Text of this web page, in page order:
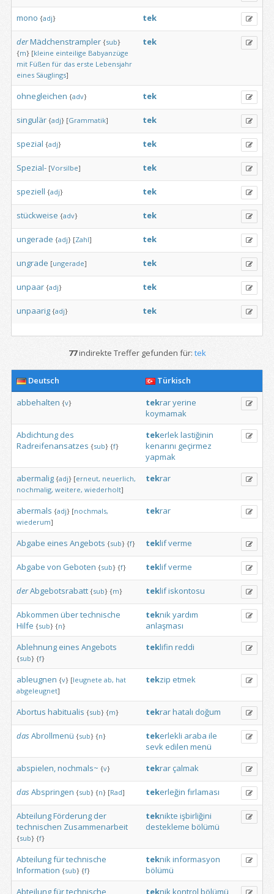
mono {adj} tek
derMädchenstrampler {sub}
{m} [kleine einteilige Babyanzüge
mit Füßen für das erste Lebensjahr
eines Säuglings]
tek
ohnegleichen {adv} tek
singulär {adj} [Grammatik] tek
spezial {adj} tek
Spezial- [Vorsilbe] tek
speziell {adj} tek
stückweise {adv} tek
ungerade {adj} [Zahl] tek
ungrade [ungerade] tek
unpaar {adj} tek
unpaarig {adj} tek
77indirekte Treffer gefunden für: tek
Deutsch
Türkisch
abbehalten {v} tekraryerine
koymamak
Abdichtung des
Radreifenansatzes {sub} {f}
tekerleklastiğinin
kenarını geçirmez
yapmak
abermalig {adj} [erneut, neuerlich,
nochmalig, weitere, wiederholt]
tekrar
abermals {adj} [nochmals,
wiederum]
tekrar
Abgabe eines Angebots {sub} {f} teklifverme
Abgabe von Geboten {sub} {f} teklifverme
derAbgebotsrabatt {sub} {m} teklifiskontosu
Abkommen übertechnische
Hilfe {sub} {n}
teknikyardım
anlaşması
Ablehnung eines Angebots
{sub} {f}
teklifin reddi
ableugnen {v} [leugnete ab, hat
abgeleugnet]
tekzip etmek
Abortus habitualis {sub} {m} tekrarhatalı doğum
dasAbrollmenü {sub} {n} tekerlekli araba ile
sevk edilen menü
abspielen,nochmals~ {v} tekrar çalmak
dasAbspringen {sub} {n} [Rad] tekerleğin fırlaması
AbteilungFörderung der
technischen Zusammenarbeit
{sub} {f}
teknikte işbirliğini
destekleme bölümü
Abteilungfürtechnische
Information {sub} {f}
teknikinformasyon
bölümü
Abteilungfürtechnische teknik kontrol bölümü